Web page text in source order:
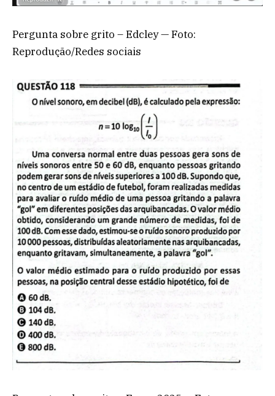
Pergunta sobre grito – Edcley — Foto:
Reprodução/Redes sociais